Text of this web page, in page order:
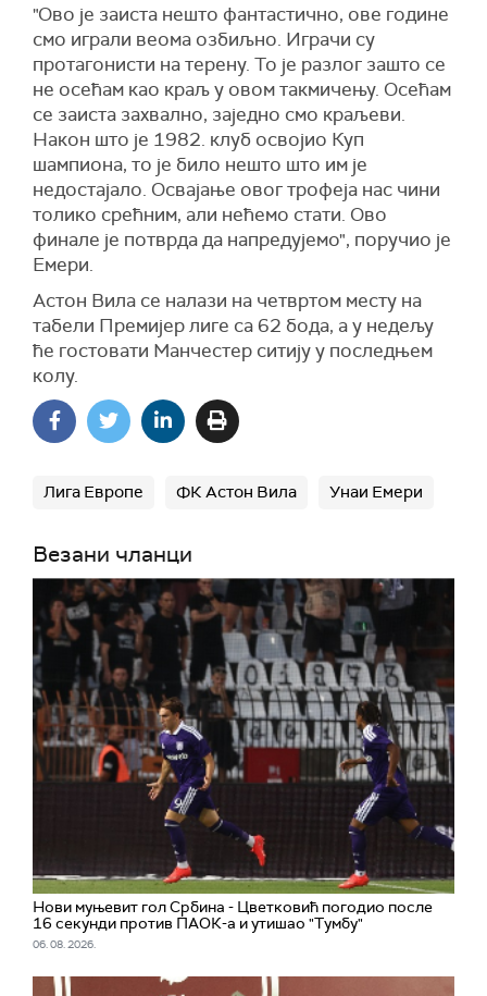
"Ово је заиста нешто фантастично, ове године
смо играли веома озбиљно. Играчи су
протагонисти на терену. То је разлог зашто се
не осећам као краљ у овом такмичењу. Осећам
се заиста захвално, заједно смо краљеви.
Након што је 1982. клуб освојио Куп
шампиона, то је било нешто што им је
недостајало. Освајање овог трофеја нас чини
толико срећним, али нећемо стати. Ово
финале је потврда да напредујемо", поручио је
Емери.
Астон Вила се налази на четвртом месту на
табели Премијер лиге са 62 бода, а у недељу
ће гостовати Манчестер ситију у последњем
колу.
Лига Европе ФК Астон Вила Унаи Емери
Везани чланци
Нови муњевит гол Србина - Цветковић погодио после
16 секунди против ПАОК-а и утишао "Тумбу"
06. 08. 2026.